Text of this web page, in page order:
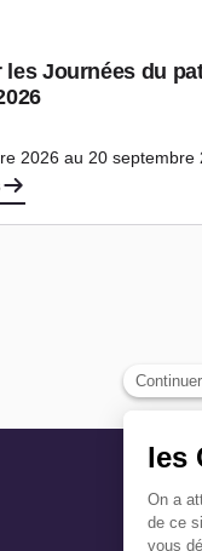
Journées du
2026 au 20 septembre